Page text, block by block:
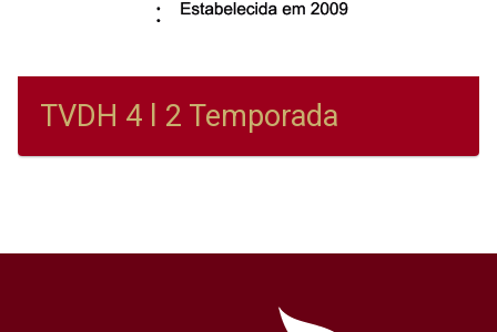
TVDH 4 l 2 Temporada